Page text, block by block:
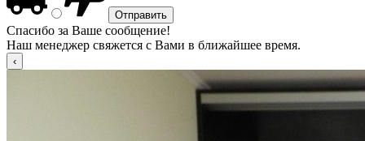
Спасибо за Ваше сообщение!
Наш менеджер свяжется с Вами в ближайшее время.